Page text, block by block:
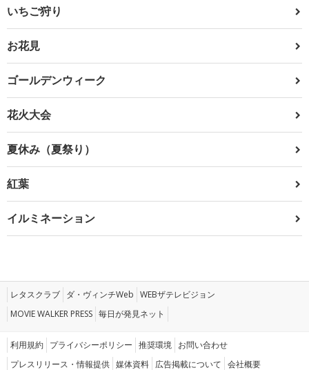
いちご狩り
お花見
ゴールデンウィーク
花火大会
夏休み（夏祭り）
紅葉
イルミネーション
レタスクラブ ダ・ヴィンチWeb WEBザテレビジョン
MOVIE WALKER PRESS 毎日が発見ネット
利用規約 プライバシーポリシー 推奨環境 お問い合わせ
プレスリリース・情報提供 媒体資料 広告掲載について 会社概要